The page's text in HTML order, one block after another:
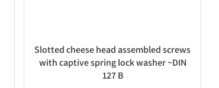
Slotted cheese head assembled screws
with captive spring lock washer ~DIN
127 B